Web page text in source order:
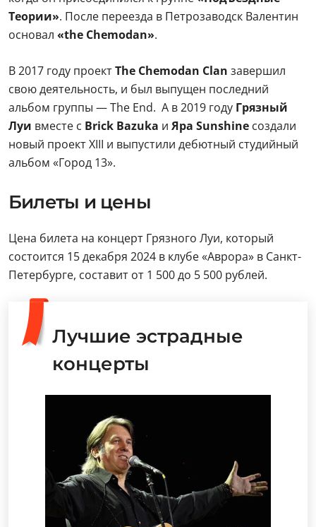
Теории». После переезда в Петрозаводск Валентин
основал «the Chemodan».
В 2017 году проектThe Chemodan Clan завершил
свою деятельность, и был выпущен последний
альбом группы — The End. А в 2019 году Грязный
Луи вместе с Brick Bazuka и Яра Sunshine создали
новый проект XIII и выпустили дебютный студийный
альбом «Город 13».
Билеты и цены
Цена билета на концерт Грязного Луи, который
состоится 15 декабря 2024 в клубе «Аврора» в Санкт-
Петербурге, составит от 1 500 до 5 500 рублей.
Лучшие эстрадные
концерты